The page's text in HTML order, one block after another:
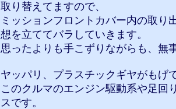
取り替えてますので、
ミッションフロントカバー内の取り
想を立ててバラしていきます。
思ったよりも手こずりながらも、無
ヤッパリ、プラスチックギヤがもげ
このクルマのエンジン駆動系や足回
スです。